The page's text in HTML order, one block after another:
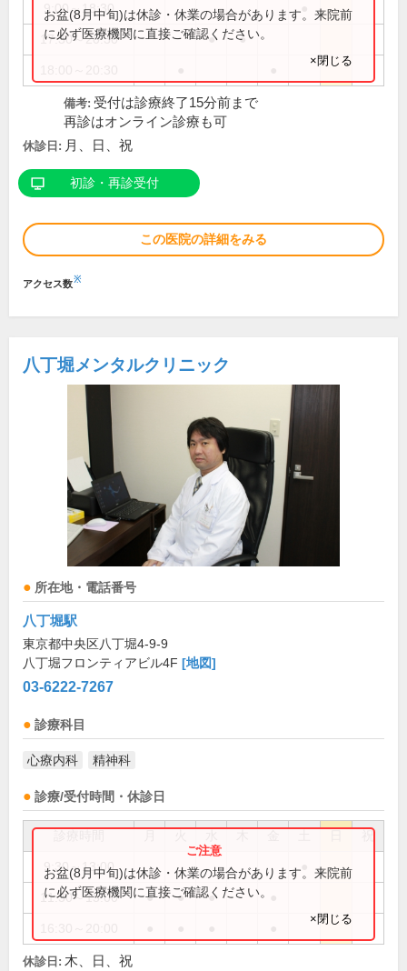
9:00～18:30
17:30～20:30 ● ●
お盆(8月中旬)は休診・休業の場合があります。来院前
に必ず医療機関に直接ご確認ください。
×閉じる
備考: 受付は診療終了15分前まで
再診はオンライン診療も可
休診日: 月、日、祝
初診・再診受付
この医院の詳細をみる
アクセス数※
八丁堀メンタルクリニック
所在地・電話番号
八丁堀駅
東京都中央区八丁堀4-9-9
八丁堀フロンティアビル4F [地図]
03-6222-7267
診療科目
心療内科 精神科
診療/受付時間・休診日
祝
9:30～13:00
11:30～15:00 ● ● ●
お盆(8月中旬)は休診・休業の場合があります。来院前
に必ず医療機関に直接ご確認ください。
×閉じる
休診日: 木、日、祝